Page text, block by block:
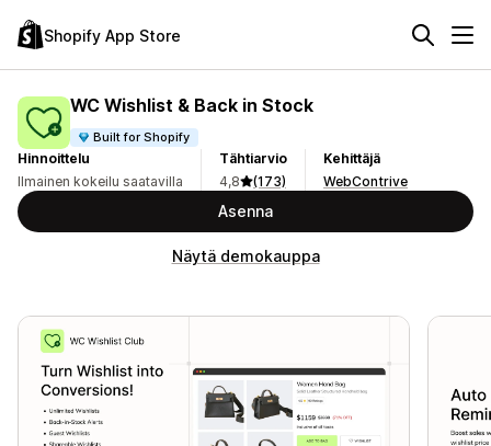
Shopify App Store
WC Wishlist & Back in Stock
Built for Shopify
Hinnoittelu
Ilmainen kokeilu saatavilla
Tähtiarvio
4,8
(173)
Kehittäjä
WebContrive
Asenna
Näytä demokauppa